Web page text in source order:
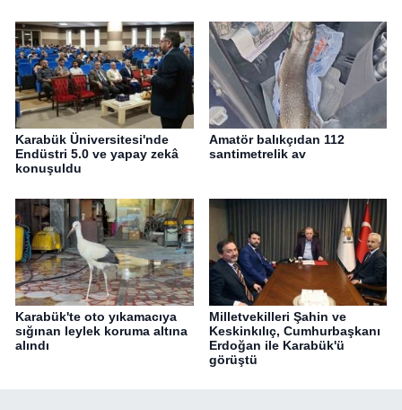
Karabük Üniversitesi'nde
Endüstri 5.0 ve yapay zekâ
konuşuldu
Amatör balıkçıdan 112
santimetrelik av
Karabük'te oto yıkamacıya
sığınan leylek koruma altına
alındı
Milletvekilleri Şahin ve
Keskinkılıç, Cumhurbaşkanı
Erdoğan ile Karabük'ü
görüştü